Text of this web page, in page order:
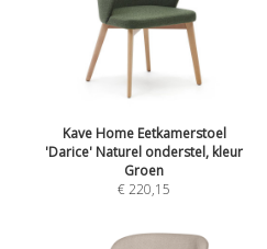
Kave Home Eetkamerstoel
'Darice' Naturel onderstel, kleur
Groen
€ 220,15